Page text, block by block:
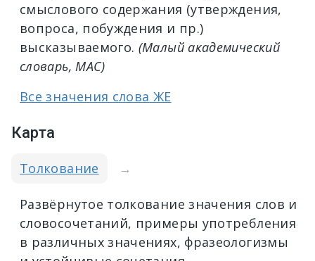
смыслового содержания (утверждения,
вопроса, побуждения и пр.)
высказываемого. (Малый академический
словарь, МАС)
Все значения слова ЖЕ
Карта
Толкование →
Развёрнутое толкование значения слов и
словосочетаний, примеры употребления
в различных значениях, фразеологизмы